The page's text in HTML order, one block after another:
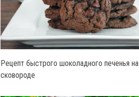
Рецепт быстрого шоколадного печенья на
сковороде